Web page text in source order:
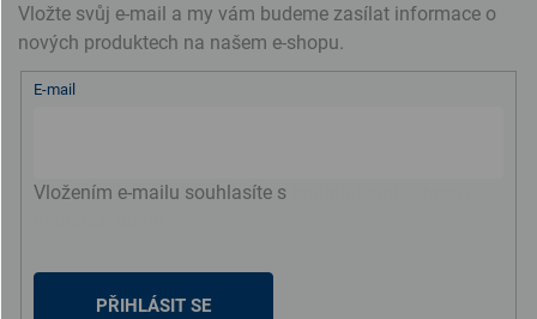
Vložte svůj e-mail a my vám budeme zasílat informace o
nových produktech na našem e-shopu.
E-mail
Vložením e-mailu souhlasíte s
PŘIHLÁSIT SE